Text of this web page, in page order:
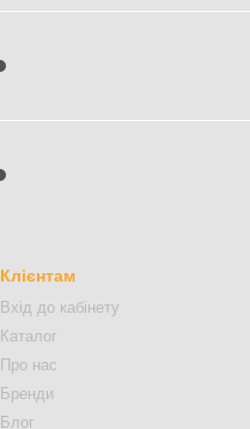
Клієнтам
Вхід до кабінету
Каталог
Про нас
Бренди
Блог